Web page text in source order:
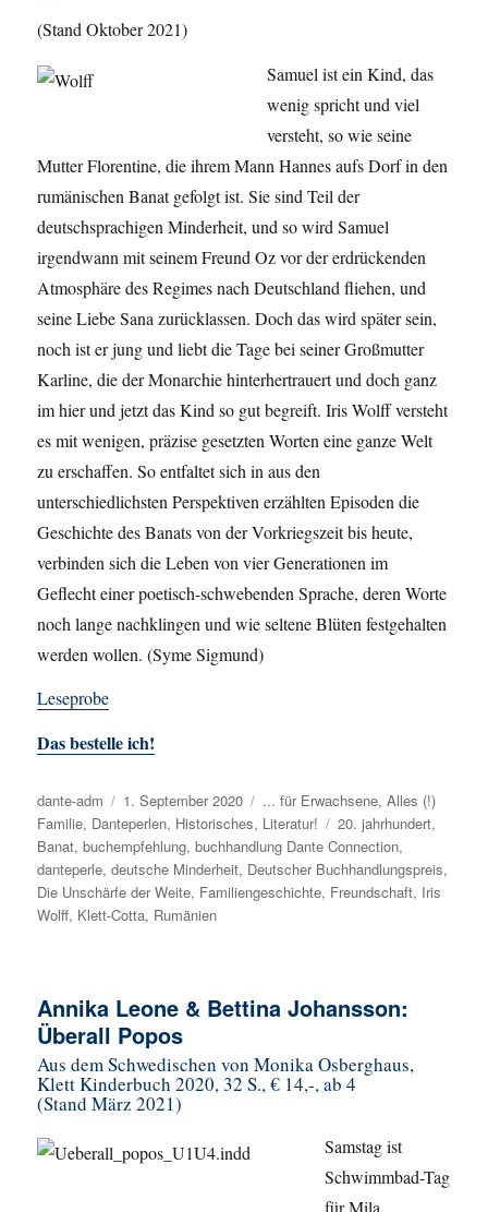
(Stand Oktober 2021)
Samuel ist ein Kind, das
wenig spricht und viel
versteht, so wie seine
Mutter Florentine, die ihrem Mann Hannes aufs Dorf in den
rumänischen Banat gefolgt ist. Sie sind Teil der
deutschsprachigen Minderheit, und so wird Samuel
irgendwann mit seinem Freund Oz vor der erdrückenden
Atmosphäre des Regimes nach Deutschland fliehen, und
seine Liebe Sana zurücklassen. Doch das wird später sein,
noch ist er jung und liebt die Tage bei seiner Großmutter
Karline, die der Monarchie hinterhertrauert und doch ganz
im hier und jetzt das Kind so gut begreift. Iris Wolff versteht
es mit wenigen, präzise gesetzten Worten eine ganze Welt
zu erschaffen. So entfaltet sich in aus den
unterschiedlichsten Perspektiven erzählten Episoden die
Geschichte des Banats von der Vorkriegszeit bis heute,
verbinden sich die Leben von vier Generationen im
Geflecht einer poetisch-schwebenden Sprache, deren Worte
noch lange nachklingen und wie seltene Blüten festgehalten
werden wollen. (Syme Sigmund)
Leseprobe
Das bestelle ich!
Autor
dante-adm
Veröffentlicht
am
1. September 2020 Kategorien
... für Erwachsene,Alles (!)
Familie, Danteperlen, Historisches, Literatur! Schlagwörter
20. jahrhundert,
Banat,buchempfehlung,buchhandlung Dante Connection,
danteperle,deutsche Minderheit, Deutscher Buchhandlungspreis,
Die Unschärfe der Weite, Familiengeschichte, Freundschaft, Iris
Wolff, Klett-Cotta, Rumänien
Annika Leone & Bettina Johansson:
Überall Popos
Aus dem Schwedischen von Monika Osberghaus,
Klett Kinderbuch 2020, 32 S., € 14,-, ab 4
(Stand März 2021)
Samstag ist
Schwimmbad-Tag
für Mila,